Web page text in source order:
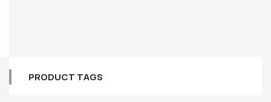
PRODUCT TAGS